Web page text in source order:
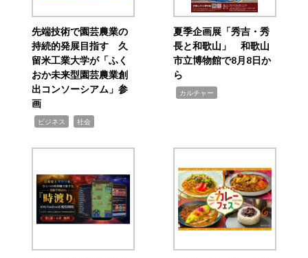
先端技術で園芸農業の
持続的発展目指す 久
留米工業大学が「ふく
おか未来型園芸農業創
出コンソーシアム」参
画
ビジネス 社会
夏季企画展「秀吉・秀
長と和歌山」 和歌山
市立博物館で8月8日か
ら
カルチャー